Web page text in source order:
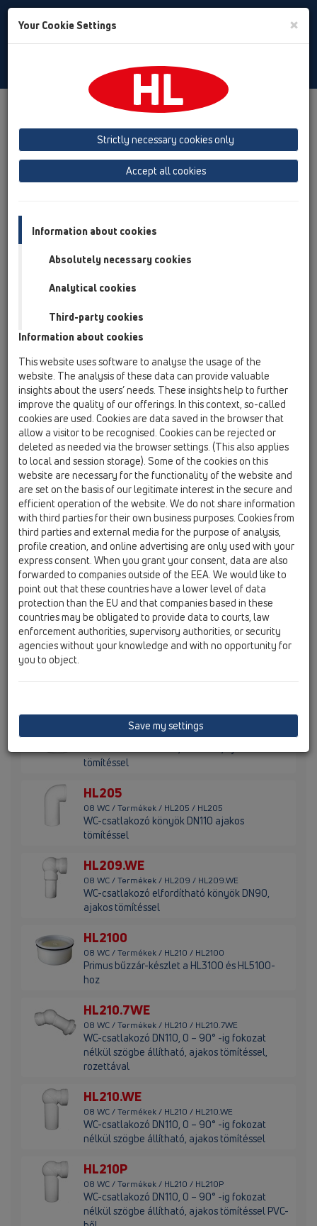
Toggle
Termék áttekintés 08 WC
Termék áttekintés
08 WC
Együtt használható
HL200/1
08 WC / Termékek / HL200 / HL200/1
többrészes DN110 ajakos tömítéssel
HL200/90
08 WC / Termékek / HL200 / HL200/90
WC-csatlakozó elfordítható excenterrel és
többrészes DN90 ajakos tömítéssel
HL201/1
08 WC / Termékek / HL201 / HL201/1
WC-csatlakozó többrészes DN110 ajakos
tömítéssel
HL202
08 WC / Termékek / HL202 / HL202
Elágazó idom DN110/50
HL202G
08 WC / Termékek / HL202 / HL202G
Elágazó idom DN110
HL203/1
08 WC / Termékek / HL203 / HL203/1
WC-csatlakozó DN110 ajakos tömítéssel
08 WC / Termékek / HL204 / HL204
tömítéssel
HL205
08 WC / Termékek / HL205 / HL205
WC-csatlakozó könyök DN110 ajakos
tömítéssel
HL209.WE
08 WC / Termékek / HL209 / HL209.WE
WC-csatlakozó elfordítható könyök DN90,
ajakos tömítéssel
HL2100
08 WC / Termékek / HL210 / HL2100
Primus bűzzár-készlet a HL3100 és HL5100-
hoz
HL210.7WE
08 WC / Termékek / HL210 / HL210.7WE
WC-csatlakozó DN110, 0 – 90° -ig fokozat
nélkül szögbe állítható, ajakos tömítéssel,
rozettával
HL210.WE
08 WC / Termékek / HL210 / HL210.WE
WC-csatlakozó DN110, 0 – 90° -ig fokozat
nélkül szögbe állítható, ajakos tömítéssel
HL210P
08 WC / Termékek / HL210 / HL210P
WC-csatlakozó DN110, 0 – 90° -ig fokozat
nélkül szögbe állítható, ajakos tömítéssel PVC-
Your Cookie Settings ×
Strictly necessary cookies only
Accept all cookies
Information about cookies
Absolutely necessary cookies
Analytical cookies
Third-party cookies
Information about cookies
This website uses software to analyse the usage of the
website. The analysis of these data can provide valuable
insights about the users’ needs. These insights help to further
improve the quality of our offerings. In this context, so-called
cookies are used. Cookies are data saved in the browser that
allow a visitor to be recognised. Cookies can be rejected or
deleted as needed via the browser settings. (This also applies
to local and session storage). Some of the cookies on this
website are necessary for the functionality of the website and
are set on the basis of our legitimate interest in the secure and
efficient operation of the website. We do not share information
with third parties for their own business purposes. Cookies from
third parties and external media for the purpose of analysis,
profile creation, and online advertising are only used with your
express consent. When you grant your consent, data are also
forwarded to companies outside of the EEA. We would like to
point out that these countries have a lower level of data
protection than the EU and that companies based in these
countries may be obligated to provide data to courts, law
enforcement authorities, supervisory authorities, or security
agencies without your knowledge and with no opportunity for
you to object.
Save my settings